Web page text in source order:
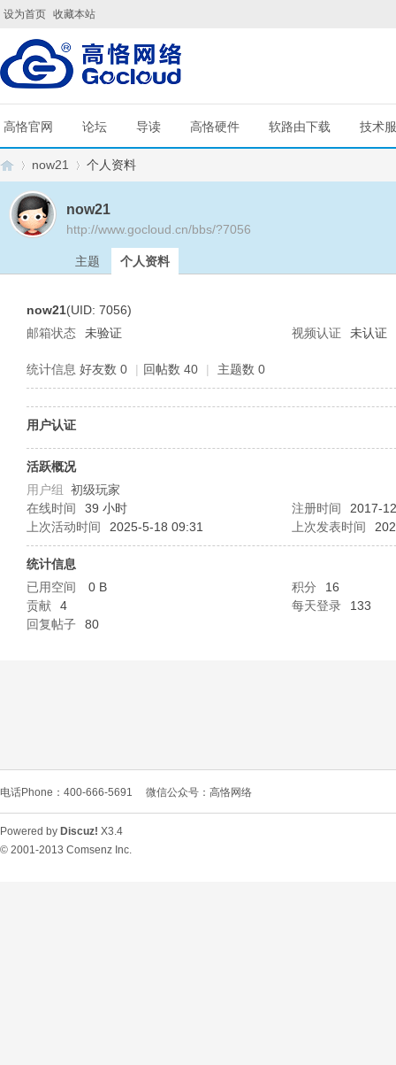
设为首页 收藏本站
高恪官网 论坛 导读 高恪硬件 软路由下载 技术
L
now21 个人资料
now21
http://www.gocloud.cn/bbs/?7056
主题 个人资料
now21(UID: 7056)
邮箱状态
未验证 视频认证 未认证
统计信息 好友数 0 | 回帖数 40 | 主题数 0
用户认证
活跃概况
用户组 初级玩家
在线时间
39 小时 注册时间
2017-
上次活动时间
2025-5-18 09:31 上次发表时间
统计信息
已用空间
0 B 积分
16
贡献
4 每天登录
133
回复帖子
80
电话Phone：400-666-5691 微信公众号：高恪网络
Powered by Discuz! X3.4
© 2001-2013 Comsenz Inc.